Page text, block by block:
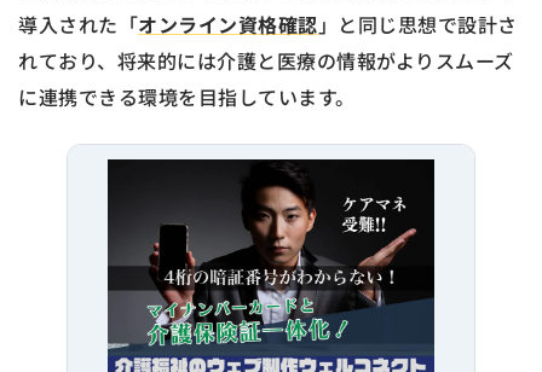
導入された「オンライン資格確認 」と同じ思想で設計さ
れており、将来的には介護と医療の情報がよりスムーズ
に連携できる環境を目指しています。